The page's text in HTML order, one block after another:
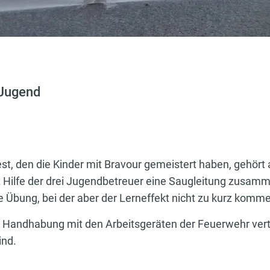
den die Kinder mit Bravour gemeistert haben,
der drei Jugendbetreuer eine Saugleitung
Übung, bei der aber der Lerneffekt nicht zu kurz
mit den Arbeitsgeräten der Feuerwehr